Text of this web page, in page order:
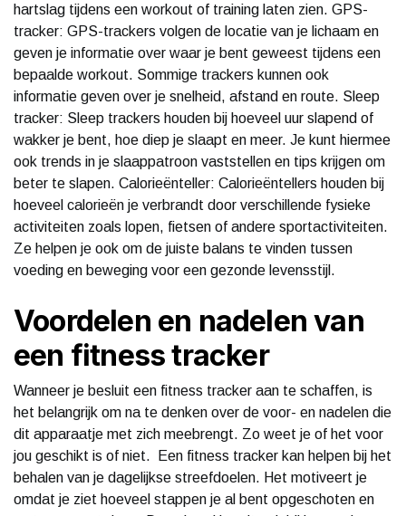
hartslag tijdens een workout of training laten zien. GPS-
tracker: GPS-trackers volgen de locatie van je lichaam en
geven je informatie over waar je bent geweest tijdens een
bepaalde workout. Sommige trackers kunnen ook
informatie geven over je snelheid, afstand en route. Sleep
tracker: Sleep trackers houden bij hoeveel uur slapend of
wakker je bent, hoe diep je slaapt en meer. Je kunt hiermee
ook trends in je slaappatroon vaststellen en tips krijgen om
beter te slapen. Calorieënteller: Calorieëntellers houden bij
hoeveel calorieën je verbrandt door verschillende fysieke
activiteiten zoals lopen, fietsen of andere sportactiviteiten.
Ze helpen je ook om de juiste balans te vinden tussen
voeding en beweging voor een gezonde levensstijl.
Voordelen en nadelen van
een fitness tracker
Wanneer je besluit een fitness tracker aan te schaffen, is
het belangrijk om na te denken over de voor- en nadelen die
dit apparaatje met zich meebrengt. Zo weet je of het voor
jou geschikt is of niet. Een fitness tracker kan helpen bij het
behalen van je dagelijkse streefdoelen. Het motiveert je
omdat je ziet hoeveel stappen je al bent opgeschoten en